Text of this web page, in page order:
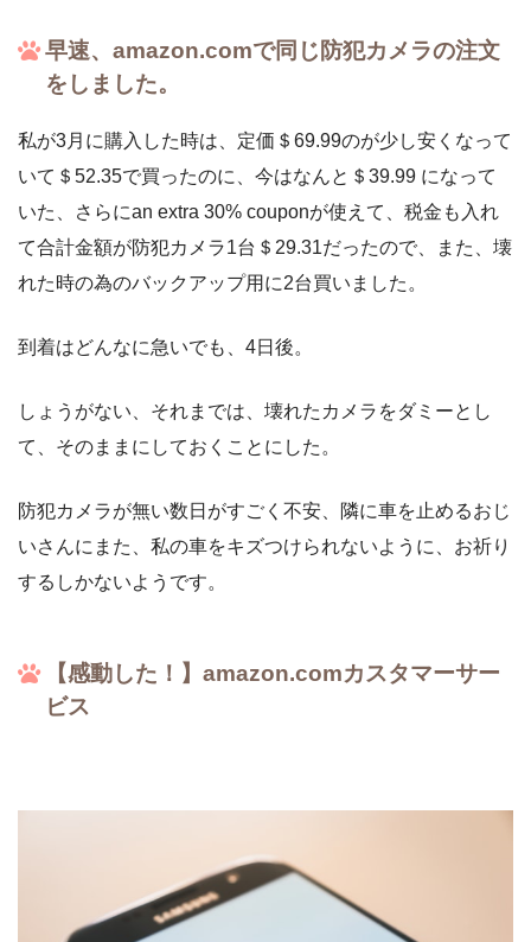
早速、amazon.comで同じ防犯カメラの注文
をしました。
私が3月に購入した時は、定価＄69.99のが少し安くなって
いて＄52.35で買ったのに、今はなんと＄39.99 になって
いた、さらにan extra 30% couponが使えて、税金も入れ
て合計金額が防犯カメラ1台＄29.31だったので、また、壊
れた時の為のバックアップ用に2台買いました。
到着はどんなに急いでも、4日後。
しょうがない、それまでは、壊れたカメラをダミーとし
て、そのままにしておくことにした。
防犯カメラが無い数日がすごく不安、隣に車を止めるおじ
いさんにまた、私の車をキズつけられないように、お祈り
するしかないようです。
【感動した！】amazon.comカスタマーサー
ビス